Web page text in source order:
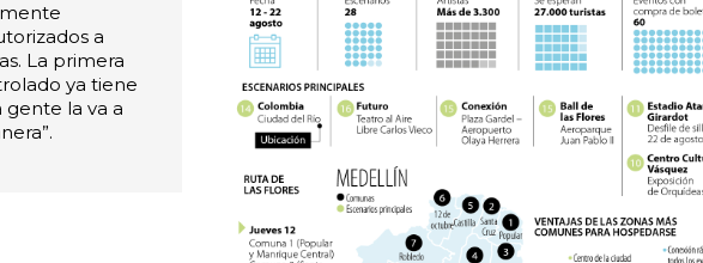
a
La primera
ya tiene
gente la va a